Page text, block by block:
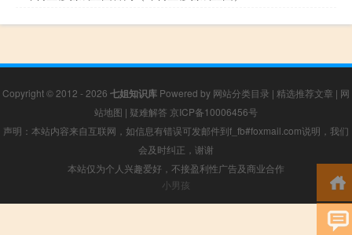
Copyright © 2012 - 2026 七姐知识库 Powered by 网站分类目录 | 精选推荐文章 | 网
站地图 | 疑难解答 京ICP备10006456号
声明：本站内容来自互联网，如信息有错误可发邮件到f_fb#foxmail.com说明，我们
会及时纠正，谢谢
本站仅为个人兴趣爱好，不接盈利性广告及商业合作
小男孩